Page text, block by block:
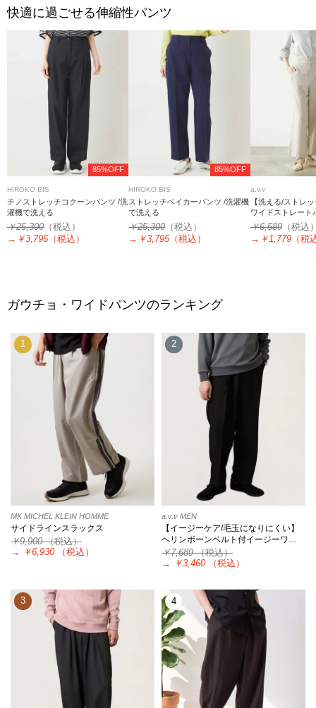
快適に過ごせる伸縮性パンツ
85%OFF
HIROKO BIS
チノストレッチコクーンパンツ /洗
濯機で洗える
￥25,300 （税込）
→ ￥3,795（税込）
85%OFF
HIROKO BIS
ストレッチベイカーパンツ /洗濯機
で洗える
￥25,300（税込）
→ ￥3,795（税込）
a.v.v
【洗える/ストレ
ワイドストレート
￥6,589（税込
→ ￥1,779（税
ガウチョ・ワイドパンツのランキング
1
MK MICHEL KLEIN HOMME
サイドラインスラックス
￥9,900（税込）
→
￥6,930 （税込）
2
a.v.v MEN
【イージーケア/毛玉になりにくい】
ヘリンボーンベルト付イージーワ…
￥7,689（税込）
→
￥3,460 （税込）
3 4